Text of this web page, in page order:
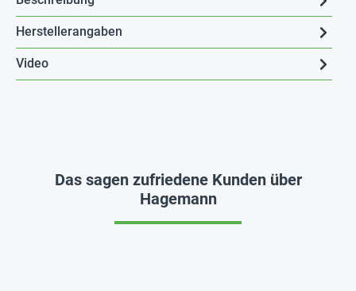
Herstellerangaben
Video
Das sagen zufriedene Kunden über
Hagemann